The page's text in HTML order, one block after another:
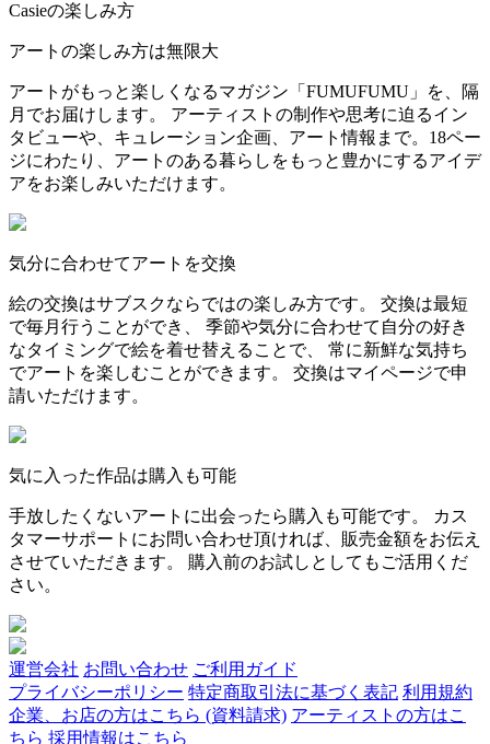
Casieの楽しみ方
アートの楽しみ方は無限大
アートがもっと楽しくなるマガジン「FUMUFUMU」を、隔
月でお届けします。 アーティストの制作や思考に迫るイン
タビューや、キュレーション企画、アート情報まで。18ペー
ジにわたり、アートのある暮らしをもっと豊かにするアイデ
アをお楽しみいただけます。
気分に合わせてアートを交換
絵の交換はサブスクならではの楽しみ方です。 交換は最短
で毎月行うことができ、 季節や気分に合わせて自分の好き
なタイミングで絵を着せ替えることで、 常に新鮮な気持ち
でアートを楽しむことができます。 交換はマイページで申
請いただけます。
気に入った作品は購入も可能
手放したくないアートに出会ったら購入も可能です。 カス
タマーサポートにお問い合わせ頂ければ、販売金額をお伝え
させていただきます。 購入前のお試しとしてもご活用くだ
さい。
運営会社 お問い合わせ ご利用ガイド
プライバシーポリシー 特定商取引法に基づく表記 利用規約
企業、お店の方はこちら (資料請求) アーティストの方はこ
ちら 採用情報はこちら